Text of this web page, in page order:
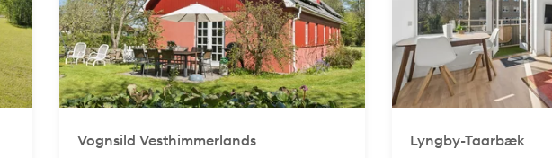
Vognsild Vesthimmerlands Lyngby-Taarbæk